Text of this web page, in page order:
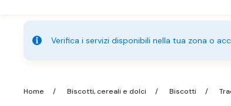
Verifica i servizi disponibili nella tua zona o
Home Biscotti, cereali e dolci Biscotti